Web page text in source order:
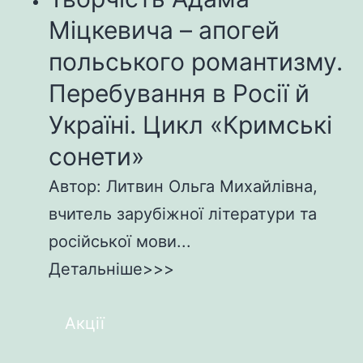
Міцкевича – апогей
польського романтизму.
Перебування в Росії й
Україні. Цикл «Кримські
сонети»
Автор: Литвин Ольга Михайлівна,
вчитель зарубіжної літератури та
російської мови...
Детальніше>>>
Акції